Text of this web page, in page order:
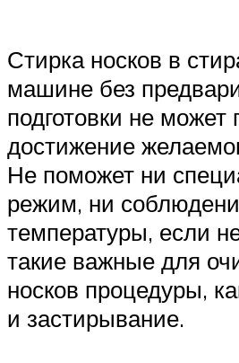
Стирка носков в
машине без
подготовки не может
достижение
Не поможет ни
режим, ни
температуры, если
такие важные для
носков процедуры,
и застирывание.